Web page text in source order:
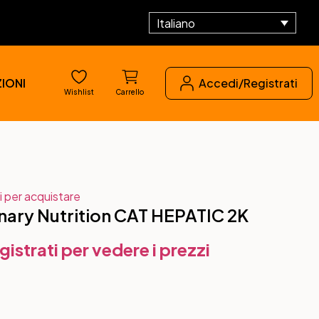
Italiano
Wishlist Carrello
Accedi/Registrati
per acquistare
Nutrition CAT HEPATIC 2K
per vedere i prezzi